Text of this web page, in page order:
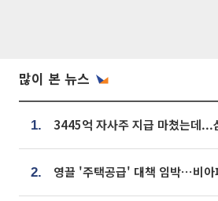
많이 본 뉴스
1.
2.